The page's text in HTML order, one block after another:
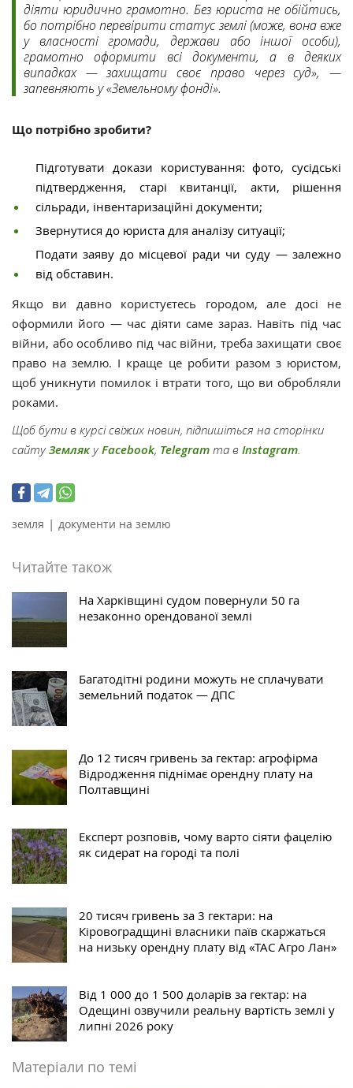
діяти юридично грамотно. Без юриста не обійтись,
бо потрібно перевірити статус землі (може, вона вже
у власності громади, держави або іншої особи),
грамотно оформити всі документи, а в деяких
випадках — захищати своє право через суд», —
запевняють у «Земельному фонді».
Що потрібно зробити?
Підготувати докази користування: фото, сусідські
підтвердження, старі квитанції, акти, рішення
сільради, інвентаризаційні документи;
Звернутися до юриста для аналізу ситуації;
Подати заяву до місцевої ради чи суду — залежно
від обставин.
Якщо ви давно користуєтесь городом, але досі не
оформили його — час діяти саме зараз. Навіть під час
війни, або особливо під час війни, треба захищати своє
право на землю. І краще це робити разом з юристом,
щоб уникнути помилок і втрати того, що ви обробляли
роками.
Щоб бути в курсі свіжих новин, підпишіться на сторінки
сайтуЗемлякуFacebook, Telegram та в Instagram.
земля | документи на землю
Читайте також
На Харківщині судом повернули 50 га
незаконно орендованої землі
Багатодітні родини можуть не сплачувати
земельний податок — ДПС
До 12 тисяч гривень за гектар: агрофірма
Відродження піднімає орендну плату на
Полтавщині
Експерт розповів, чому варто сіяти фацелію
як сидерат на городі та полі
20 тисяч гривень за 3 гектари: на
Кіровоградщині власники паїв скаржаться
на низьку орендну плату від «ТАС Агро Лан»
Від 1 000 до 1 500 доларів за гектар: на
Одещині озвучили реальну вартість землі у
липні 2026 року
Матеріали по темі